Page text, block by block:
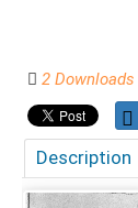
2 Downloads
Description